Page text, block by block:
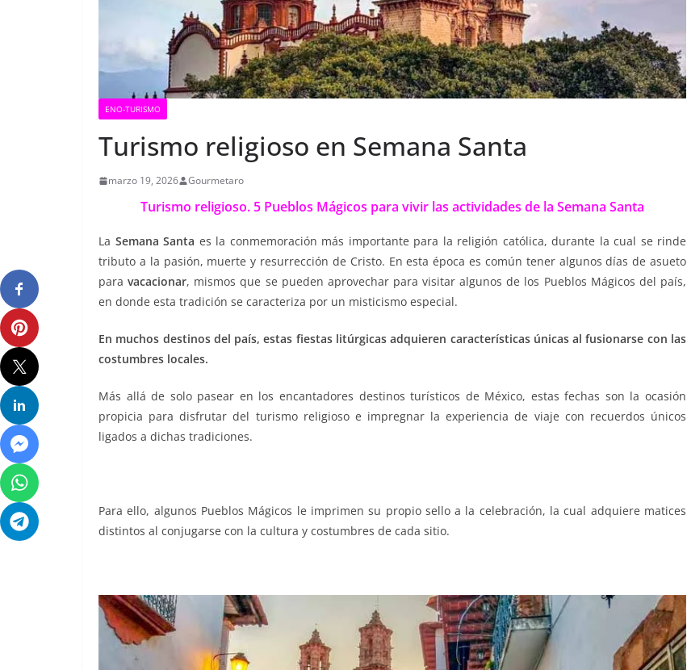
ENO-TURISMO
Turismo religioso en Semana Santa
marzo 19, 2026 Gourmetaro
Turismo religioso. 5 Pueblos Mágicos para vivir las actividades de la Semana Santa
La Semana Santa es la conmemoración más importante para la religión católica, durante la cual se rinde
tributo a la pasión, muerte y resurrección de Cristo. En esta época es común tener algunos días de asueto
paravacacionar, mismos que se pueden aprovechar para visitar algunos de los Pueblos Mágicos del país,
en donde esta tradición se caracteriza por un misticismo especial.
En muchos destinos del país, estas fiestas litúrgicas adquieren características únicas al fusionarse con las
costumbres locales.
Más allá de solo pasear en los encantadores destinos turísticos de México, estas fechas son la ocasión
propicia para disfrutar del turismo religioso e impregnar la experiencia de viaje con recuerdos únicos
ligados a dichas tradiciones.
Para ello, algunos Pueblos Mágicos le imprimen su propio sello a la celebración, la cual adquiere matices
distintos al conjugarse con la cultura y costumbres de cada sitio.